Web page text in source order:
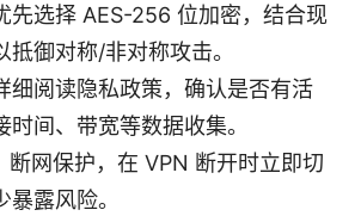
先选择 AES-256 位加密，结合现
抵御对称/非对称攻击。
细阅读隐私政策，确认是否有活
时间、带宽等数据收集。
网保护，在 VPN 断开时立即切
暴露风险。